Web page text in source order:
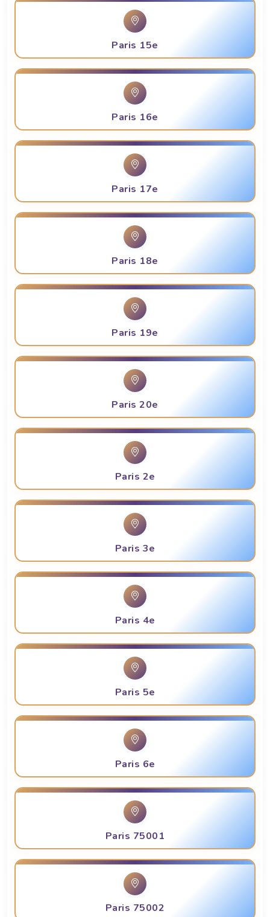
Paris 15e
Paris 16e
Paris 17e
Paris 18e
Paris 19e
Paris 20e
Paris 2e
Paris 3e
Paris 4e
Paris 5e
Paris 6e
Paris 75001
Paris 75002